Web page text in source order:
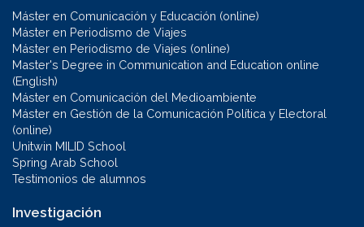
Máster en Comunicación y Educación (online)
Máster en Periodismo de Viajes
Máster en Periodismo de Viajes (online)
Master's Degree in Communication and Education online
(English)
Máster en Comunicación del Medioambiente
Máster en Gestión de la Comunicación Política y Electoral
(online)
Unitwin MILID School
Spring Arab School
Testimonios de alumnos
Investigación